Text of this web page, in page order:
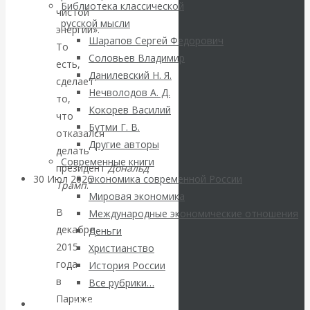
Библиотека классической
русской мысли
Шарапов Сергей Федорович
Соловьев Владимир
Данилевский Н. Я.
Нечволодов А. Д.
Кокорев Василий
Бутми Г. В.
Другие авторы
Современные книги
Экономика современной России
Мировая экономика
Международные экономические отношения
Деньги
Христианство
История России
Все рубрики…
Авторы РЭОШ
ВАлентин
Катасонов.
Саммит НАТО в
Турции: Drang
nach Osten
30 Июл 2026Банки
Валентин
Катасонов. Кто
определяет
чистой
энергии».
То
есть,
сделает
то,
что
отказался
делать
президентДональд
Трамп.
В
декабре
2015
года
в
Париже